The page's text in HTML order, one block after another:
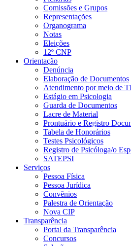
Comissões e Grupos
Representações
Organograma
Notas
Eleições
12º CNP
Orientação
Denúncia
Elaboração de Documentos
Atendimento por meio de
Estágio em Psicologia
Guarda de Documentos
Lacre de Material
Prontuário e Registro
Tabela de Honorários
Testes Psicológicos
Registro de Psicóloga/o
SATEPSI
Serviços
Pessoa Física
Pessoa Jurídica
Convênios
Palestra de Orientação
Nova CIP
Transparência
Portal da Transparência
Concursos